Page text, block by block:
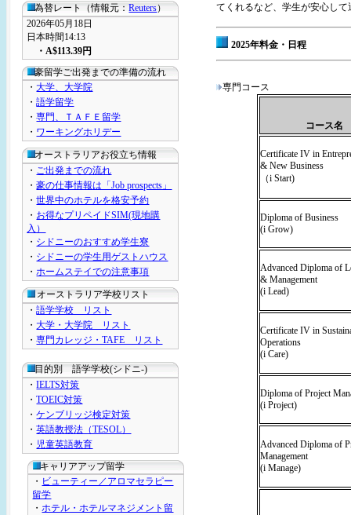
為替レート（情報元：Reuters）
2026年05月18日
日本時間14:13
・A$113.39円
豪留学ご出発までの準備の流れ
・大学、大学院
・語学留学
・専門、ＴＡＦＥ留学
・ ワーキングホリデー
オーストラリアお役立ち情報
・ ご出発までの流れ
・豪の仕事情報は「Job prospects」
・世界中のホテルを格安予約
・ お得なプリペイドSIM(現地購
入）
・ シドニーのおすすめ学生寮
・ シドニーの学生用ゲストハウス
・ホームステイでの注意事項
オーストラリア学校リスト
・語学学校 リスト
・大学・大学院 リスト
・専門カレッジ・TAFE リスト
目的別 語学学校(シドニ-)
・IELTS対策
・TOEIC対策
・ケンブリッジ検定対策
・英語教授法（TESOL）
・ 児童英語教育
キャリアアップ留学
・ ビューティー／アロマセラピー
留学
・ホテル・ホテルマネジメント留
てくれるなど、学生が安心し
2025年料金・日程
専門コース
コース名
Certificate IV in
& New Business
（i Start)
Diploma of Business
(i Grow)
Advanced Diploma of
& Management
(i Lead)
Certificate IV in
Operations
(i Care)
Diploma of Project
(i Project)
Advanced Diploma of
Management
(i Manage)